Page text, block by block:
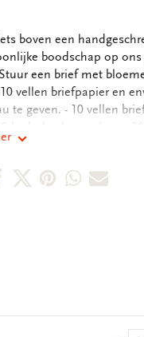
boven een
boodschap op
een brief met
vellen briefpapier en
te geven. - 10 vellen
bedrukte binnenkant -
opbergmap, -
DeelDeelDeelDeelDeel